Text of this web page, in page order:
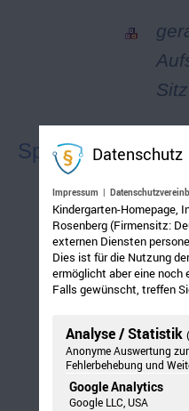
Sitz
SpracheDatenschutz
Impressum |
Kindergarten-Homepage,
Rosenberg (Firmensitz:
externen Diensten
Dies ist für die Nutzung
ermöglicht aber eine noch
Falls gewünscht, treffen
Analyse / Statistik
Anonyme Auswertung zur
Fehlerbehebung und
Google Analytics
Google LLC, USA